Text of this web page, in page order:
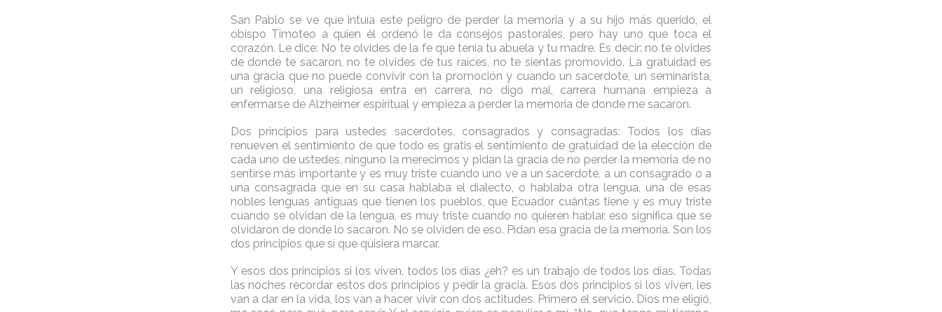
San Pablo se ve que intuía este peligro de perder la memoria y a su hijo más querido, el
obispo Timoteo a quien él ordenó le da consejos pastorales, pero hay uno que toca el
corazón. Le dice: No te olvides de la fe que tenía tu abuela y tu madre. Es decir: no te olvides
de donde te sacaron, no te olvides de tus raíces, no te sientas promovido. La gratuidad es
una gracia que no puede convivir con la promoción y cuando un sacerdote, un seminarista,
un religioso, una religiosa entra en carrera, no digo mal, carrera humana empieza a
enfermarse de Alzheimer espiritual y empieza a perder la memoria de donde me sacaron.
Dos principios para ustedes sacerdotes, consagrados y consagradas: Todos los días
renueven el sentimiento de que todo es gratis el sentimiento de gratuidad de la elección de
cada uno de ustedes, ninguno la merecimos y pidan la gracia de no perder la memoria de no
sentirse más importante y es muy triste cuando uno ve a un sacerdote, a un consagrado o a
una consagrada que en su casa hablaba el dialecto, o hablaba otra lengua, una de esas
nobles lenguas antiguas que tienen los pueblos, que Ecuador cuántas tiene y es muy triste
cuando se olvidan de la lengua, es muy triste cuando no quieren hablar, eso significa que se
olvidaron de donde lo sacaron. No se olviden de eso. Pidan esa gracia de la memoria. Son los
dos principios que sí que quisiera marcar.
Y esos dos principios si los viven, todos los días ¿eh? es un trabajo de todos los días. Todas
las noches recordar estos dos principios y pedir la gracia. Esos dos principios si los viven, les
van a dar en la vida, los van a hacer vivir con dos actitudes. Primero el servicio. Dios me eligió,